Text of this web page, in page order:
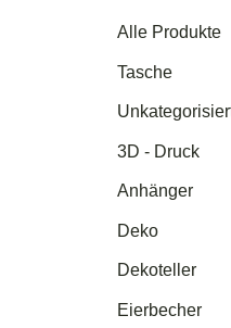
Alle Produkte
Tasche
3D - Druck
Anhänger
Deko
Dekoteller
Eierbecher